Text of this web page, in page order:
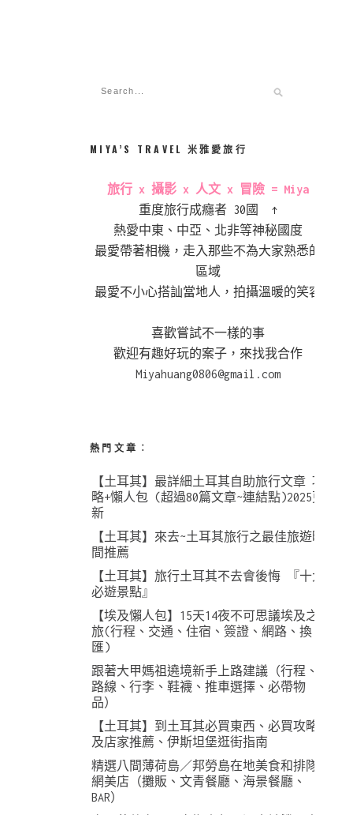
MIYA’S TRAVEL 米雅愛旅行
旅行 x 攝影 x 人文 x 冒險 = Miya
重度旅行成癮者 30國 ↑
熱愛中東、中亞、北非等神秘國度
最愛帶著相機，走入那些不為大家熟悉的
區域
最愛不小心搭訕當地人，拍攝溫暖的笑容
喜歡嘗試不一樣的事
歡迎有趣好玩的案子，來找我合作
Miyahuang0806@gmail.com
熱門文章︰
【土耳其】最詳細土耳其自助旅行文章 攻
略+懶人包 (超過80篇文章~連結點)2025更
新
【土耳其】來去~土耳其旅行之最佳旅遊時
間推薦
【土耳其】旅行土耳其不去會後悔 『十大
必遊景點』
【埃及懶人包】15天14夜不可思議埃及之
旅(行程、交通、住宿、簽證、網路、換
匯)
跟著大甲媽祖遶境新手上路建議（行程、
路線、行李、鞋襪、推車選擇、必帶物
品）
【土耳其】到土耳其必買東西、必買攻略
及店家推薦、伊斯坦堡逛街指南
精選八間薄荷島／邦勞島在地美食和排隊
網美店（攤販、文青餐廳、海景餐廳、
BAR）